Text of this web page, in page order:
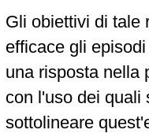
Gli obiettivi di tale
efficace gli
una risposta nella
con l'uso dei quali
sottolineare